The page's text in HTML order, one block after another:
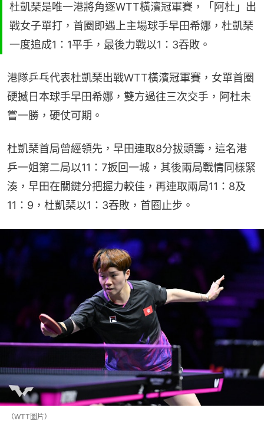
杜凱琹是唯一港將角逐WTT橫濱冠軍賽，「阿杜」出
戰女子單打，首圈即遇上主場球手早田希娜，杜凱琹
一度追成1：1平手，最後力戰以1：3吞敗。
港隊乒乓代表杜凱琹出戰WTT橫濱冠軍賽，女單首圈
硬撼日本球手早田希娜，雙方過往三次交手，阿杜未
嘗一勝，硬仗可期。
杜凱琹首局曾經領先，早田連取8分拔頭籌，這名港
乒一姐第二局以11：7扳回一城，其後兩局戰情同樣緊
湊，早田在關鍵分把握力較佳，再連取兩局11：8及
11：9，杜凱琹以1：3吞敗，首圈止步。
（WTT圖片）